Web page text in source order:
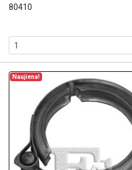
80410
Naujiena!